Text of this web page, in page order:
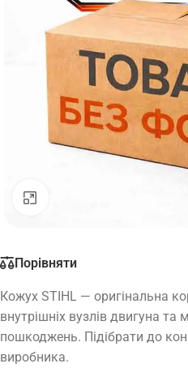
Порівняти
Кожух STIHL — оригінальна
внутрішніх вузлів двигуна та
пошкоджень. Підібрати до
виробника.